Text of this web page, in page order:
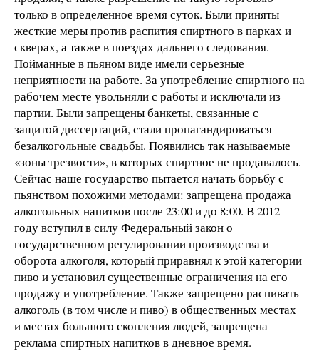
только в определенное время суток. Были приняты
жесткие меры против распития спиртного в парках и
скверах, а также в поездах дальнего следования.
Пойманные в пьяном виде имели серьезные
неприятности на работе. За употребление спиртного на
рабочем месте увольняли с работы и исключали из
партии. Были запрещены банкеты, связанные с
защитой диссертаций, стали пропагандироваться
безалкогольные свадьбы. Появились так называемые
«зоны трезвости», в которых спиртное не продавалось.
Сейчас наше государство пытается начать борьбу с
пьянством похожими методами: запрещена продажа
алкогольных напитков после 23:00 и до 8:00. В 2012
году вступил в силу Федеральный закон о
государственном регулировании производства и
оборота алкоголя, который приравнял к этой категории
пиво и установил существенные ограничения на его
продажу и употребление. Также запрещено распивать
алкоголь (в том числе и пиво) в общественных местах
и местах большого скопления людей, запрещена
реклама спиртных напитков в дневное время.